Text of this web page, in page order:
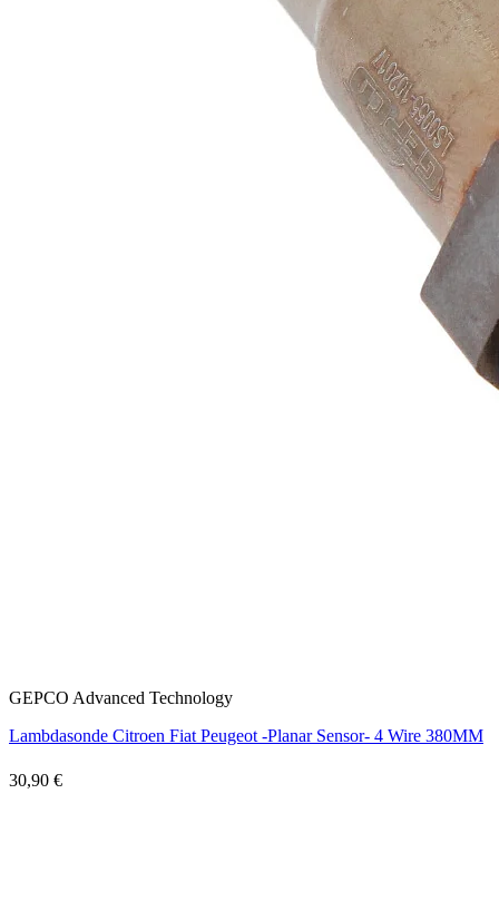
GEPCO Advanced Technology
Lambdasonde Citroen Fiat Peugeot -Planar Sensor- 4 Wire 380MM
30,90 €